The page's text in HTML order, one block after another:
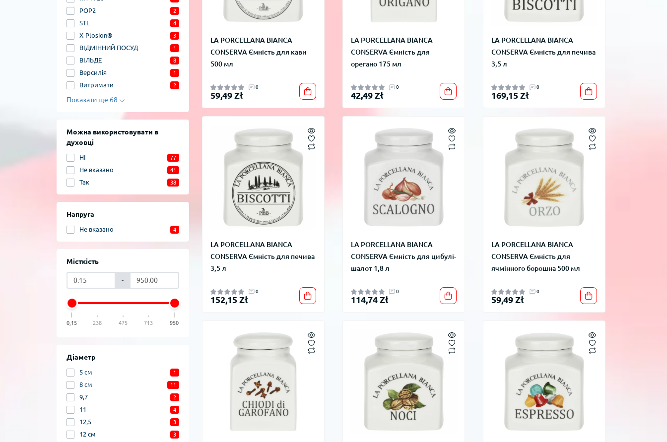
POP2 2
STL 4
X-Plosion® 3
ВІДМІННИЙ ПОСУД 1
ВІЛЬДЕ 8
Версилія 1
Витримати 2
Показати ще 68
Можна використовувати в
духовці
НІ 77
Не вказано 41
Так 38
Напруга
Не вказано 4
Місткість
-
0,15 238 475 713 950
Діаметр
5 см 1
8 см 11
9,7 2
11 4
12,5 3
12 см 3
LA PORCELLANA BIANCA
CONSERVA Ємність для кави
500 мл
0
59,49 Zł
LA PORCELLANA BIANCA
CONSERVA Ємність для
орегано 175 мл
0
42,49 Zł
LA PORCELLANA BIANCA
CONSERVA Ємність для печива
3,5 л
0
169,15 Zł
LA PORCELLANA BIANCA
CONSERVA Ємність для печива
3,5 л
0
152,15 Zł
LA PORCELLANA BIANCA
CONSERVA Ємність для цибулі-
шалот 1,8 л
0
114,74 Zł
LA PORCELLANA BIANCA
CONSERVA Ємність для
ячмінного борошна 500 мл
0
59,49 Zł